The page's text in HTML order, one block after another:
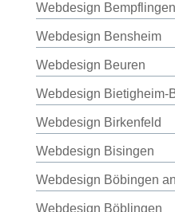
Webdesign Bempflingen
Webdesign Bensheim
Webdesign Beuren
Webdesign Bietigheim-
Webdesign Birkenfeld
Webdesign Bisingen
Webdesign Böbingen
Webdesign Böblingen